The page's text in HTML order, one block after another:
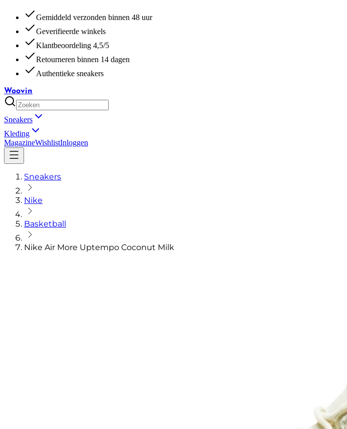
Gemiddeld verzonden binnen 48 uur
Geverifieerde winkels
Klantbeoordeling 4,5/5
Retourneren binnen 14 dagen
Authentieke sneakers
Woovin
Sneakers
Kleding
MagazineWishlistInloggen
Sneakers
Nike
Basketball
Nike Air More Uptempo Coconut Milk